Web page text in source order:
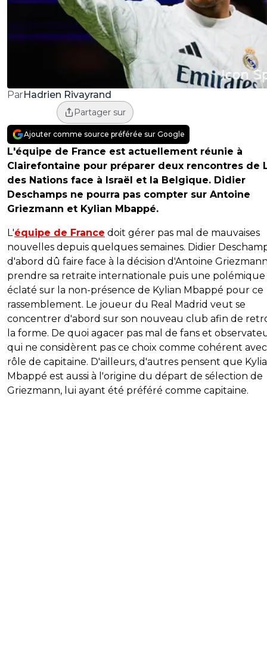
ParHadrien Rivayrand
Partager sur
Ajouter comme source préférée sur Google
L'équipe de France est actuellement réunie à
Clairefontaine pour préparer deux rencontres de
des Nations face à Israël et la Belgique. Didier
Deschamps ne pourra pas compter sur Antoine
Griezmann et Kylian Mbappé.
L'équipe de France doit gérer pas mal de mauvaises
nouvelles depuis quelques semaines. Didier
d'abord dû faire face à la décision d'Antoine
prendre sa retraite internationale puis une polémique
éclaté sur la non-présence de Kylian Mbappé pour ce
rassemblement. Le joueur du Real Madrid veut se
concentrer d'abord sur son nouveau club afin de
la forme. De quoi agacer pas mal de fans et
qui ne considèrent pas ce choix comme cohérent
rôle de capitaine. D'ailleurs, d'autres pensent que
Mbappé est aussi à l'origine du départ de sélection de
Griezmann, lui ayant été préféré comme capitaine.